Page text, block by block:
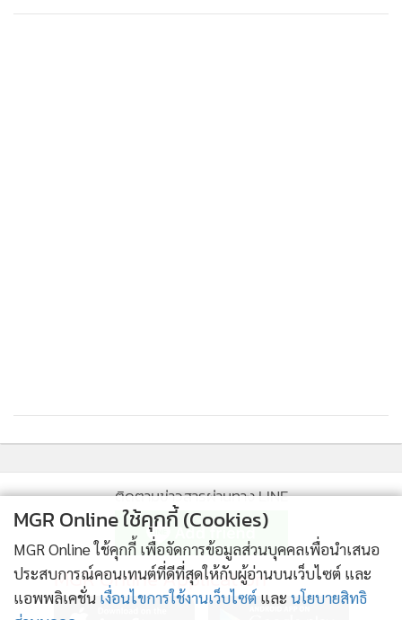
ประเทศแถบแอฟริกาและทวีปอื่นๆ หมดหนทางได้รับวัคซีนจาก
สนับสนุนโครงการหนึ่งแถบ หนึ่งเส้นทาง
ดังนั้น จีนไม่ได้ผลิตเฉพาะวัคซีนของซิโนฟาร์มและซิโนแวค
เท่านั้น มีบริษัทต่างๆ ได้ทำสัญญาผลิตวัคซีนให้รัสเซีย เป็น
จำนวนหลายร้อยล้านโดส เพราะรัสเซียมีขีดความสามารถด้าน
เที่ยวฉีดโควิด-19เข้า
ติดตามข่าวสารผ่านทาง LINE
MGR Online Application
MGR Online ใช้คุกกี้ (Cookies)
MGR Online ใช้คุกกี้ เพื่อจัดการข้อมูลส่วนบุคคลเพื่อนำเสนอ
ประสบการณ์คอนเทนต์ที่ดีที่สุดให้กับผู้อ่านบนเว็บไซต์ และ
แอพพลิเคชั่น เงื่อนไขการใช้งานเว็บไซต์ และ นโยบายสิทธิ